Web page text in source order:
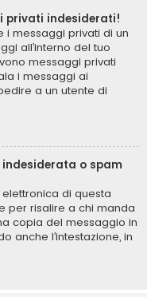
privati indesiderati!
i messaggi privati ​​di un
all’interno del tuo
messaggi privati
i messaggi ai
a un utente di
o spam
di questa
per risalire a chi manda
copia del messaggio in
anche l’intestazione, in